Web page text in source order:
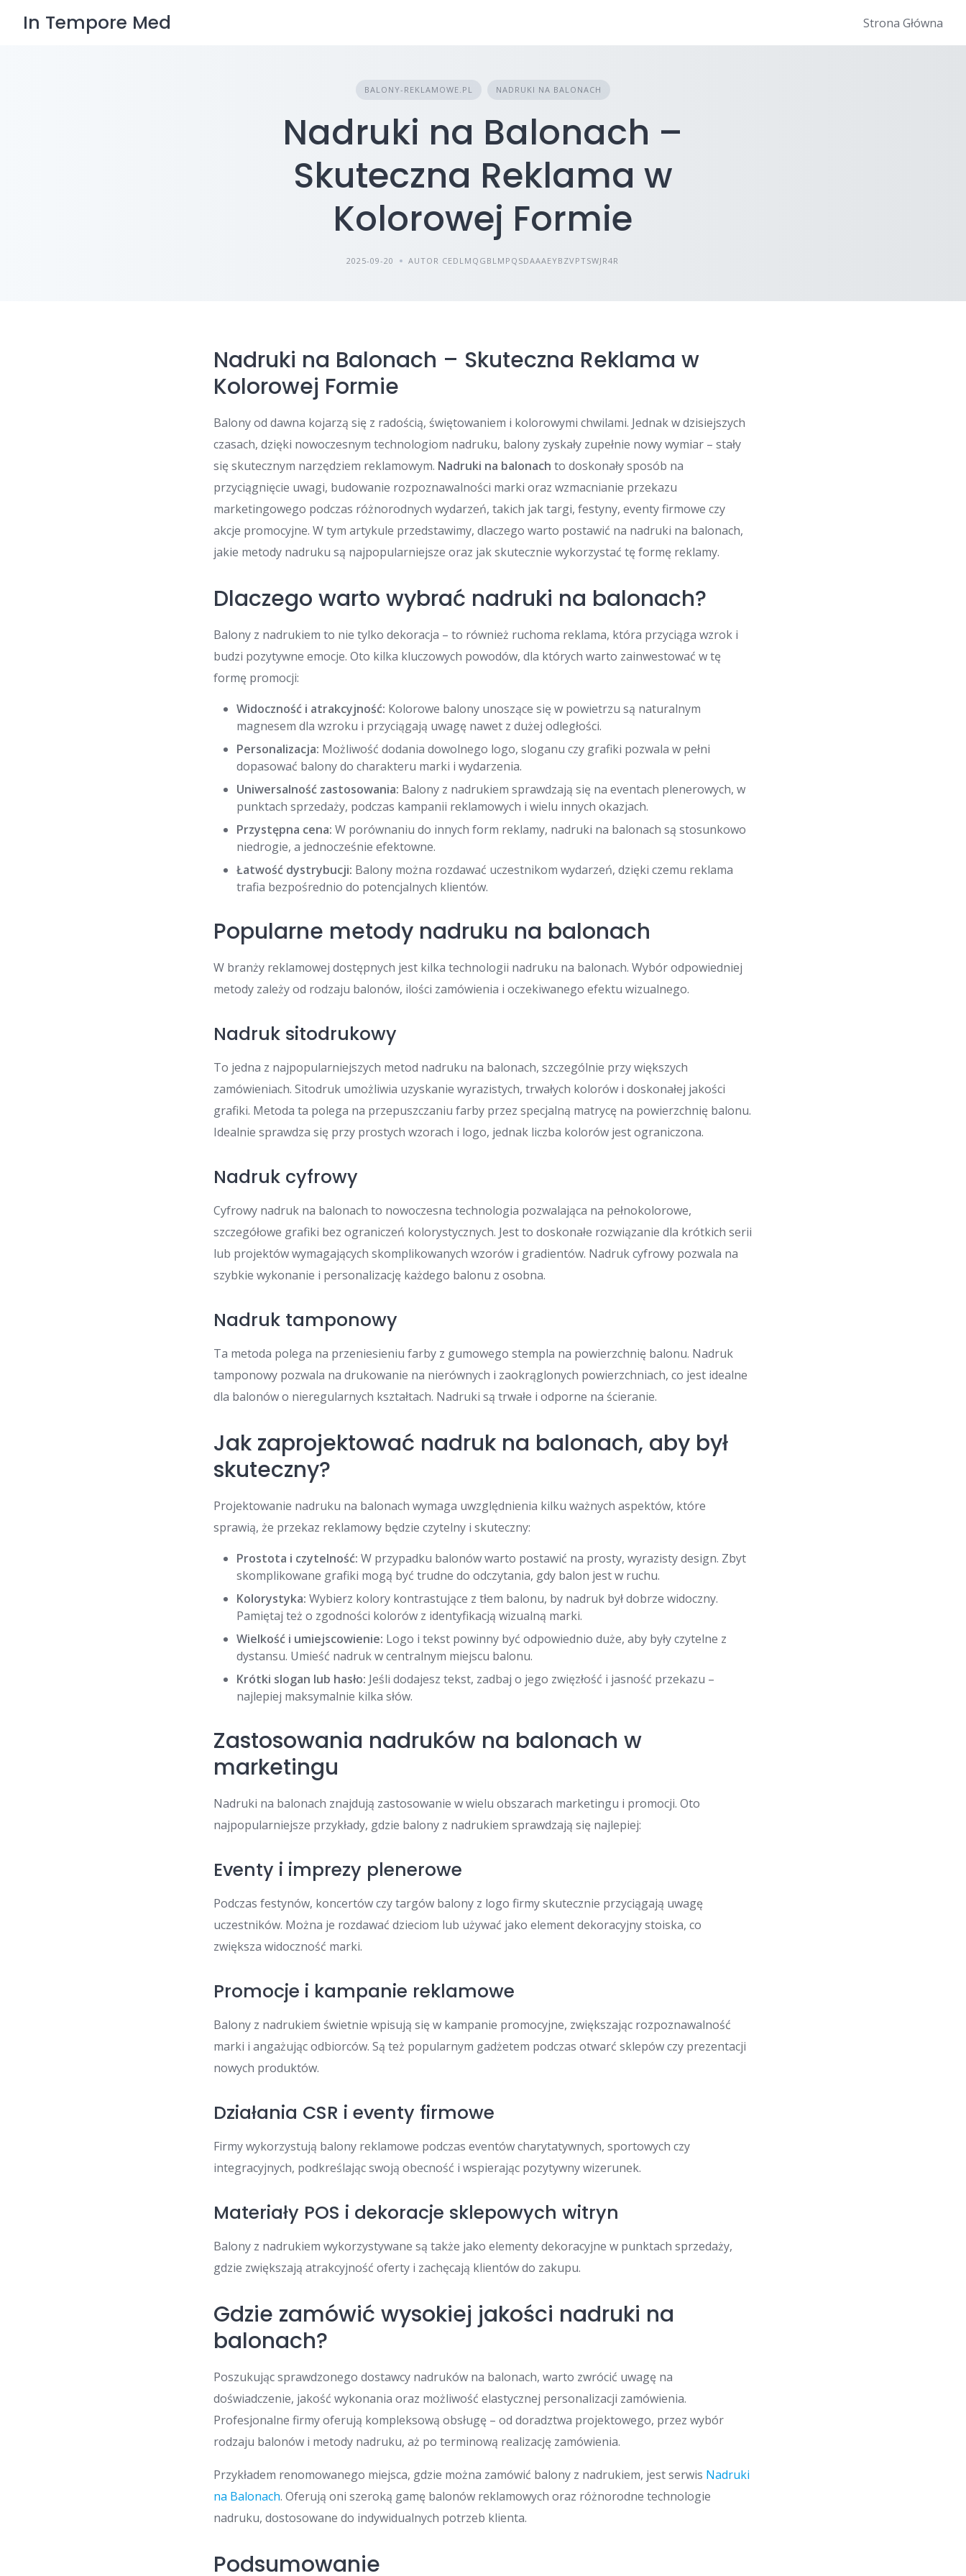
In Tempore Med Strona Główna
BALONY-REKLAMOWE.PL NADRUKI NA BALONACH
Nadruki na Balonach –
Skuteczna Reklama w
Kolorowej Formie
2025-09-20 AUTOR CEDLMQGBLMPQSDAAAEYBZVPTSWJR4R
Nadruki na Balonach – Skuteczna Reklama w
Kolorowej Formie
Balony od dawna kojarzą się z radością, świętowaniem i kolorowymi chwilami. Jednak w dzisiejszych
czasach, dzięki nowoczesnym technologiom nadruku, balony zyskały zupełnie nowy wymiar – stały
się skutecznym narzędziem reklamowym. Nadruki na balonach to doskonały sposób na
przyciągnięcie uwagi, budowanie rozpoznawalności marki oraz wzmacnianie przekazu
marketingowego podczas różnorodnych wydarzeń, takich jak targi, festyny, eventy firmowe czy
akcje promocyjne. W tym artykule przedstawimy, dlaczego warto postawić na nadruki na balonach,
jakie metody nadruku są najpopularniejsze oraz jak skutecznie wykorzystać tę formę reklamy.
Dlaczego warto wybrać nadruki na balonach?
Balony z nadrukiem to nie tylko dekoracja – to również ruchoma reklama, która przyciąga wzrok i
budzi pozytywne emocje. Oto kilka kluczowych powodów, dla których warto zainwestować w tę
formę promocji:
Widoczność i atrakcyjność: Kolorowe balony unoszące się w powietrzu są naturalnym
magnesem dla wzroku i przyciągają uwagę nawet z dużej odległości.
Personalizacja: Możliwość dodania dowolnego logo, sloganu czy grafiki pozwala w pełni
dopasować balony do charakteru marki i wydarzenia.
Uniwersalność zastosowania: Balony z nadrukiem sprawdzają się na eventach plenerowych, w
punktach sprzedaży, podczas kampanii reklamowych i wielu innych okazjach.
Przystępna cena: W porównaniu do innych form reklamy, nadruki na balonach są stosunkowo
niedrogie, a jednocześnie efektowne.
Łatwość dystrybucji: Balony można rozdawać uczestnikom wydarzeń, dzięki czemu reklama
trafia bezpośrednio do potencjalnych klientów.
Popularne metody nadruku na balonach
W branży reklamowej dostępnych jest kilka technologii nadruku na balonach. Wybór odpowiedniej
metody zależy od rodzaju balonów, ilości zamówienia i oczekiwanego efektu wizualnego.
Nadruk sitodrukowy
To jedna z najpopularniejszych metod nadruku na balonach, szczególnie przy większych
zamówieniach. Sitodruk umożliwia uzyskanie wyrazistych, trwałych kolorów i doskonałej jakości
grafiki. Metoda ta polega na przepuszczaniu farby przez specjalną matrycę na powierzchnię balonu.
Idealnie sprawdza się przy prostych wzorach i logo, jednak liczba kolorów jest ograniczona.
Nadruk cyfrowy
Cyfrowy nadruk na balonach to nowoczesna technologia pozwalająca na pełnokolorowe,
szczegółowe grafiki bez ograniczeń kolorystycznych. Jest to doskonałe rozwiązanie dla krótkich serii
lub projektów wymagających skomplikowanych wzorów i gradientów. Nadruk cyfrowy pozwala na
szybkie wykonanie i personalizację każdego balonu z osobna.
Nadruk tamponowy
Ta metoda polega na przeniesieniu farby z gumowego stempla na powierzchnię balonu. Nadruk
tamponowy pozwala na drukowanie na nierównych i zaokrąglonych powierzchniach, co jest idealne
dla balonów o nieregularnych kształtach. Nadruki są trwałe i odporne na ścieranie.
Jak zaprojektować nadruk na balonach, aby był
skuteczny?
Projektowanie nadruku na balonach wymaga uwzględnienia kilku ważnych aspektów, które
sprawią, że przekaz reklamowy będzie czytelny i skuteczny:
Prostota i czytelność: W przypadku balonów warto postawić na prosty, wyrazisty design. Zbyt
skomplikowane grafiki mogą być trudne do odczytania, gdy balon jest w ruchu.
Kolorystyka: Wybierz kolory kontrastujące z tłem balonu, by nadruk był dobrze widoczny.
Pamiętaj też o zgodności kolorów z identyfikacją wizualną marki.
Wielkość i umiejscowienie: Logo i tekst powinny być odpowiednio duże, aby były czytelne z
dystansu. Umieść nadruk w centralnym miejscu balonu.
Krótki slogan lub hasło: Jeśli dodajesz tekst, zadbaj o jego zwięzłość i jasność przekazu –
najlepiej maksymalnie kilka słów.
Zastosowania nadruków na balonach w
marketingu
Nadruki na balonach znajdują zastosowanie w wielu obszarach marketingu i promocji. Oto
najpopularniejsze przykłady, gdzie balony z nadrukiem sprawdzają się najlepiej:
Eventy i imprezy plenerowe
Podczas festynów, koncertów czy targów balony z logo firmy skutecznie przyciągają uwagę
uczestników. Można je rozdawać dzieciom lub używać jako element dekoracyjny stoiska, co
zwiększa widoczność marki.
Promocje i kampanie reklamowe
Balony z nadrukiem świetnie wpisują się w kampanie promocyjne, zwiększając rozpoznawalność
marki i angażując odbiorców. Są też popularnym gadżetem podczas otwarć sklepów czy prezentacji
nowych produktów.
Działania CSR i eventy firmowe
Firmy wykorzystują balony reklamowe podczas eventów charytatywnych, sportowych czy
integracyjnych, podkreślając swoją obecność i wspierając pozytywny wizerunek.
Materiały POS i dekoracje sklepowych witryn
Balony z nadrukiem wykorzystywane są także jako elementy dekoracyjne w punktach sprzedaży,
gdzie zwiększają atrakcyjność oferty i zachęcają klientów do zakupu.
Gdzie zamówić wysokiej jakości nadruki na
balonach?
Poszukując sprawdzonego dostawcy nadruków na balonach, warto zwrócić uwagę na
doświadczenie, jakość wykonania oraz możliwość elastycznej personalizacji zamówienia.
Profesjonalne firmy oferują kompleksową obsługę – od doradztwa projektowego, przez wybór
rodzaju balonów i metody nadruku, aż po terminową realizację zamówienia.
Przykładem renomowanego miejsca, gdzie można zamówić balony z nadrukiem, jest serwis Nadruki
na Balonach. Oferują oni szeroką gamę balonów reklamowych oraz różnorodne technologie
nadruku, dostosowane do indywidualnych potrzeb klienta.
Podsumowanie